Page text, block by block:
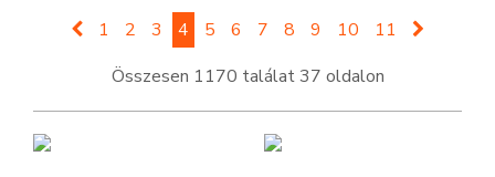
1 2 3 4 5 6 7 8 9 10
11
Összesen 1170 találat 37 oldalon